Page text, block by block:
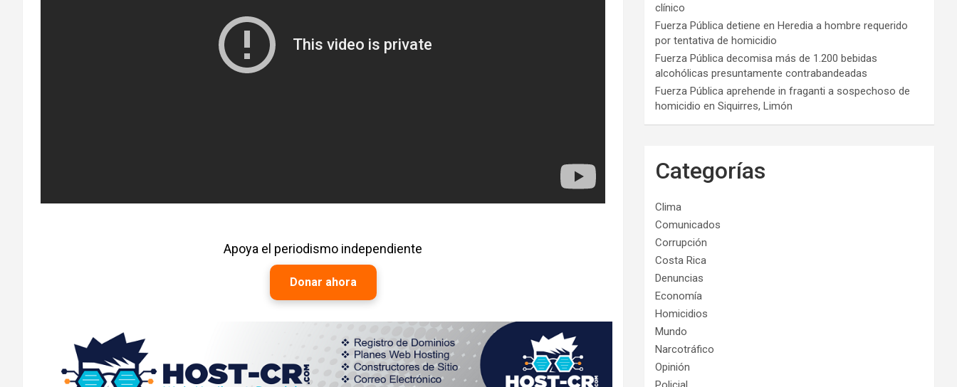
Apoya el periodismo independiente
Donar ahora
clínico
Fuerza Pública detiene en Heredia a hombre requerido
por tentativa de homicidio
Fuerza Pública decomisa más de 1.200 bebidas
alcohólicas presuntamente contrabandeadas
Fuerza Pública aprehende in fraganti a sospechoso de
homicidio en Siquirres, Limón
Categorías
Clima
Comunicados
Corrupción
Costa Rica
Denuncias
Economía
Homicidios
Mundo
Narcotráfico
Opinión